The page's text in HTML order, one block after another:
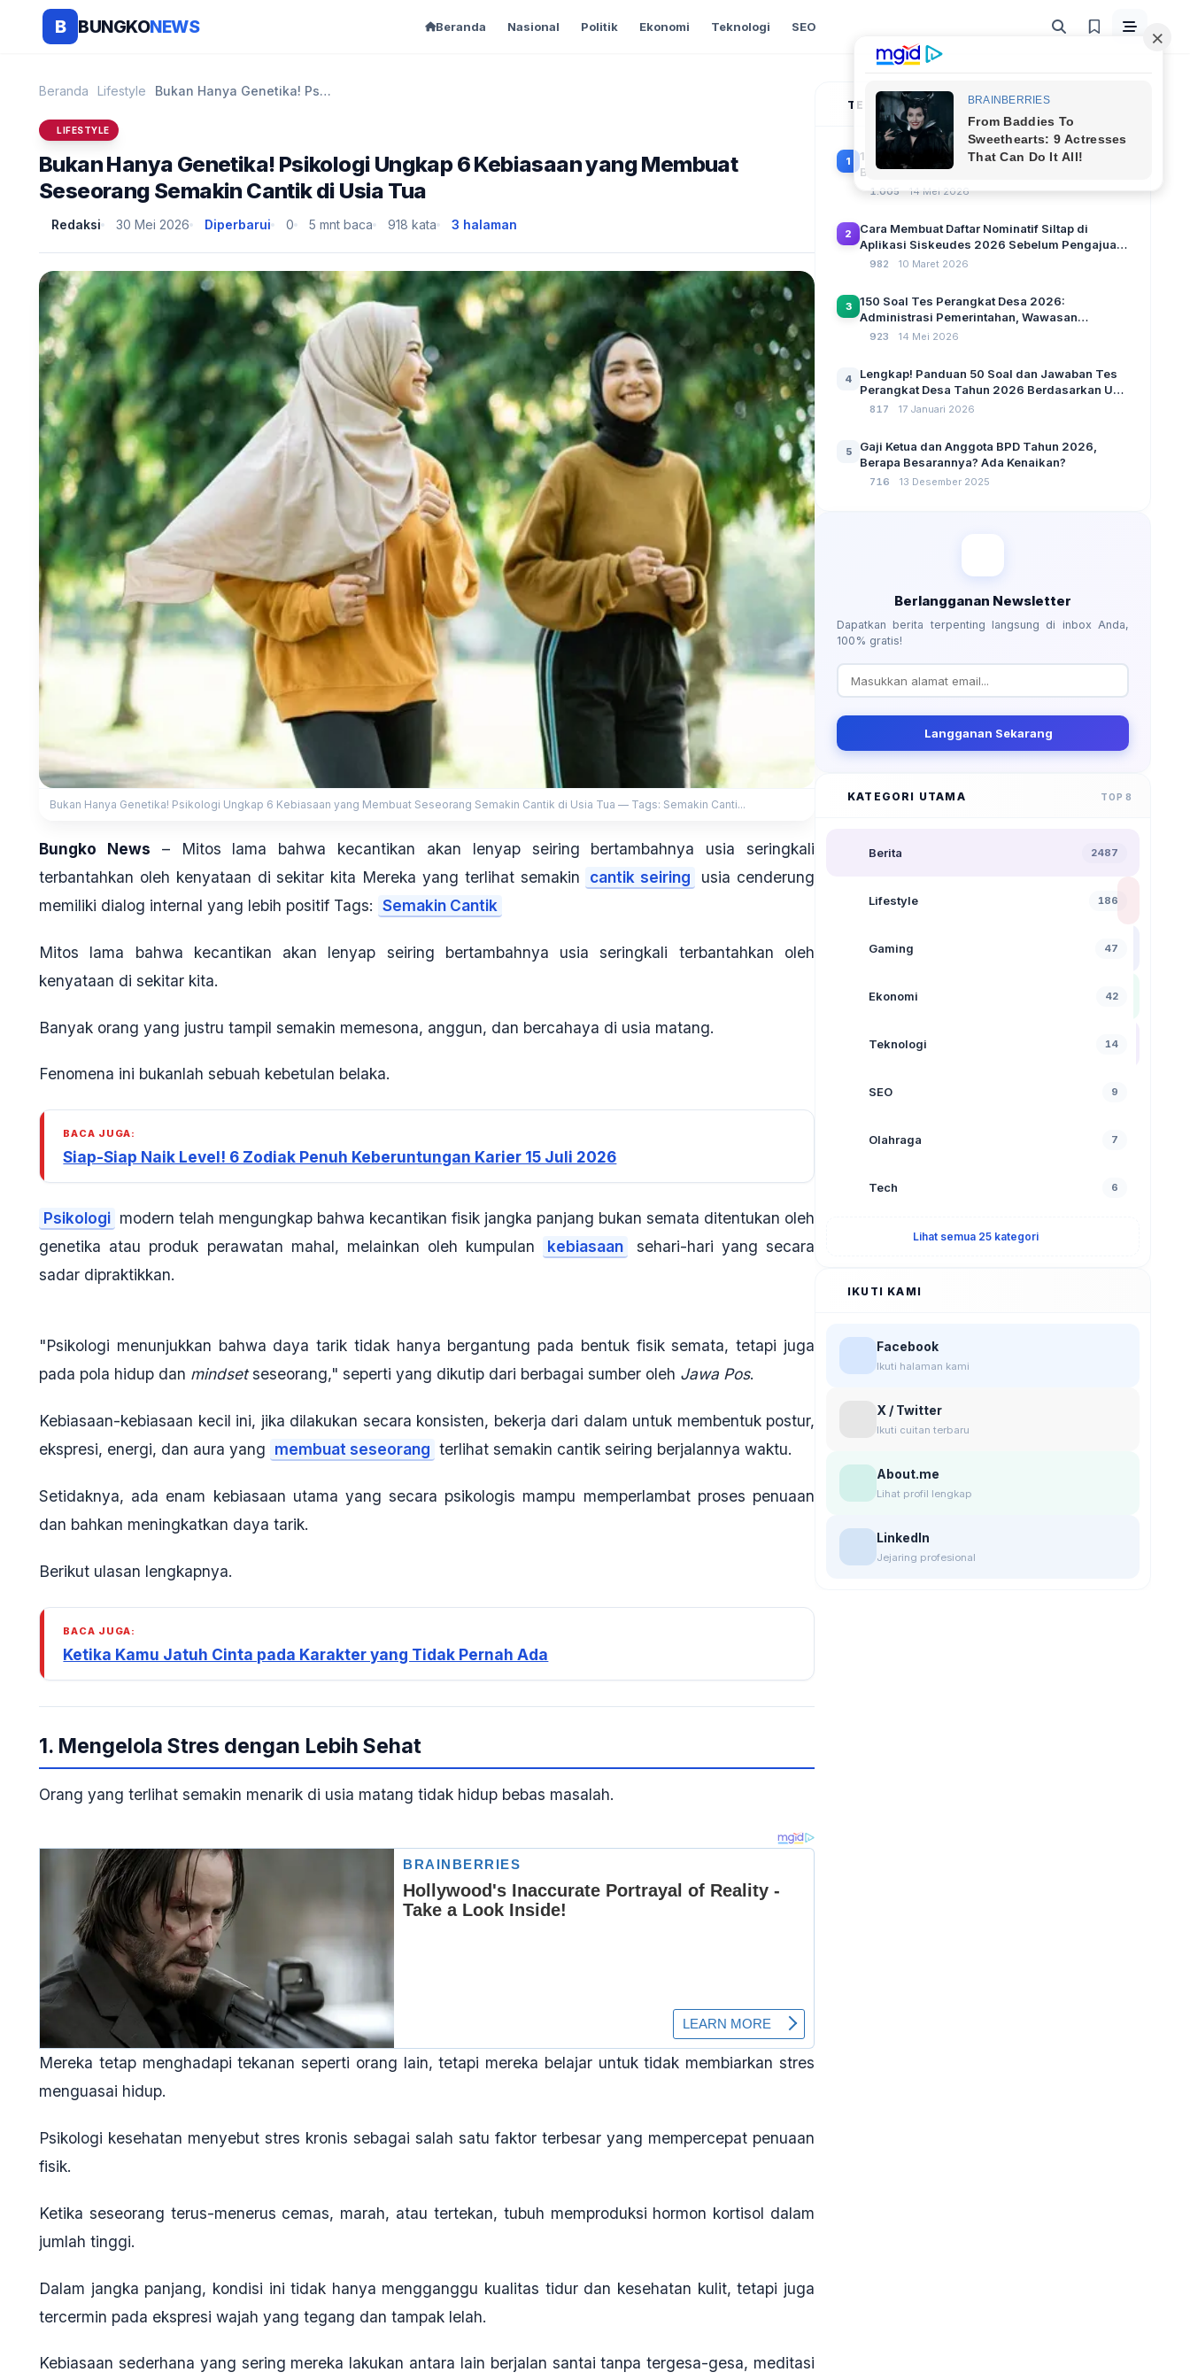
B BUNGKONEWS Beranda Nasional Politik Ekonomi Teknologi SEO
Beranda Lifestyle Bukan Hanya Genetika! Psikologi Ungkap 6 Kebiasaan...
LIFESTYLE
Bukan Hanya Genetika! Psikologi Ungkap 6 Kebiasaan yang Membuat
Seseorang Semakin Cantik di Usia Tua
Redaksi 30 Mei 2026 Diperbarui 0 5 mnt baca 918 kata 3 halaman
Bukan Hanya Genetika! Psikologi Ungkap 6 Kebiasaan yang Membuat Seseorang Semakin Cantik di Usia Tua — Tags: Semakin Canti...
Bungko News – Mitos lama bahwa kecantikan akan lenyap seiring bertambahnya usia seringkali
terbantahkan oleh kenyataan di sekitar kita Mereka yang terlihat semakin
cantik seiring
usia cenderung
memiliki dialog internal yang lebih positif Tags: Semakin Cantik
Mitos lama bahwa kecantikan akan lenyap seiring bertambahnya usia seringkali terbantahkan oleh
kenyataan di sekitar kita.
Banyak orang yang justru tampil semakin memesona, anggun, dan bercahaya di usia matang.
Fenomena ini bukanlah sebuah kebetulan belaka.
BACA JUGA:
Siap-Siap Naik Level! 6 Zodiak Penuh Keberuntungan Karier 15 Juli 2026
Psikologi modern telah mengungkap bahwa kecantikan fisik jangka panjang bukan semata ditentukan oleh
genetika atau produk perawatan mahal, melainkan oleh kumpulan
kebiasaan
sehari-hari yang secara
sadar dipraktikkan.
"Psikologi menunjukkan bahwa daya tarik tidak hanya bergantung pada bentuk fisik semata, tetapi juga
pada pola hidup dan mindsetseseorang," seperti yang dikutip dari berbagai sumber oleh Jawa Pos.
Kebiasaan-kebiasaan kecil ini, jika dilakukan secara konsisten, bekerja dari dalam untuk membentuk postur,
ekspresi, energi, dan aura yang membuat seseorang terlihat semakin cantik seiring berjalannya waktu.
Setidaknya, ada enam kebiasaan utama yang secara psikologis mampu memperlambat proses penuaan
dan bahkan meningkatkan daya tarik.
Berikut ulasan lengkapnya.
BACA JUGA:
Ketika Kamu Jatuh Cinta pada Karakter yang Tidak Pernah Ada
1. Mengelola Stres dengan Lebih Sehat
Orang yang terlihat semakin menarik di usia matang tidak hidup bebas masalah.
Mereka tetap menghadapi tekanan seperti orang lain, tetapi mereka belajar untuk tidak membiarkan stres
menguasai hidup.
Psikologi kesehatan menyebut stres kronis sebagai salah satu faktor terbesar yang mempercepat penuaan
fisik.
Ketika seseorang terus-menerus cemas, marah, atau tertekan, tubuh memproduksi hormon kortisol dalam
jumlah tinggi.
Dalam jangka panjang, kondisi ini tidak hanya mengganggu kualitas tidur dan kesehatan kulit, tetapi juga
tercermin pada ekspresi wajah yang tegang dan tampak lelah.
Kebiasaan sederhana yang sering mereka lakukan antara lain berjalan santai tanpa tergesa-gesa, meditasi
TERPOPULER
1
100 Soal Tes Perangkat Desa Terbaru 2026
Beserta Kunci Jawaban: Latihan CAT Berbasis
1.005 14 Mei 2026
2
Cara Membuat Daftar Nominatif Siltap di
Aplikasi Siskeudes 2026 Sebelum Pengajuan
SPP Pencairan Dana Desa
982 10 Maret 2026
3
150 Soal Tes Perangkat Desa 2026:
Administrasi Pemerintahan, Wawasan
Kebangsaan, dan Komputer Beserta Jawaban
923 14 Mei 2026
4
Lengkap! Panduan 50 Soal dan Jawaban Tes
Perangkat Desa Tahun 2026 Berdasarkan UU
No 3 Tahun 2024
817 17 Januari 2026
5
Gaji Ketua dan Anggota BPD Tahun 2026,
Berapa Besarannya? Ada Kenaikan?
716 13 Desember 2025
Berlangganan Newsletter
Dapatkan berita terpenting langsung di inbox Anda,
100% gratis!
Langganan Sekarang
KATEGORI UTAMA TOP 8
Berita 2487
Lifestyle 186
Gaming 47
Ekonomi 42
Teknologi 14
SEO 9
Olahraga 7
Tech 6
Lihat semua 25 kategori
IKUTI KAMI
Facebook
Ikuti halaman kami
X / Twitter
Ikuti cuitan terbaru
About.me
Lihat profil lengkap
LinkedIn
Jejaring profesional